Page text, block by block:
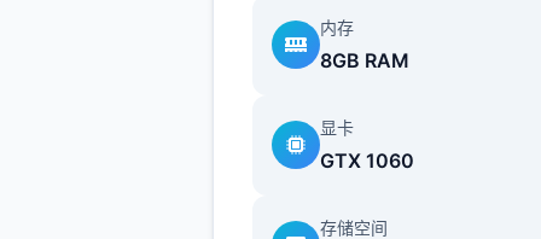
难解的圣兽。
作品由厦门雷霆网络科技股份
公司代理，于2025年5月29日
内存
8GB RAM
显卡
GTX 1060
存储空间